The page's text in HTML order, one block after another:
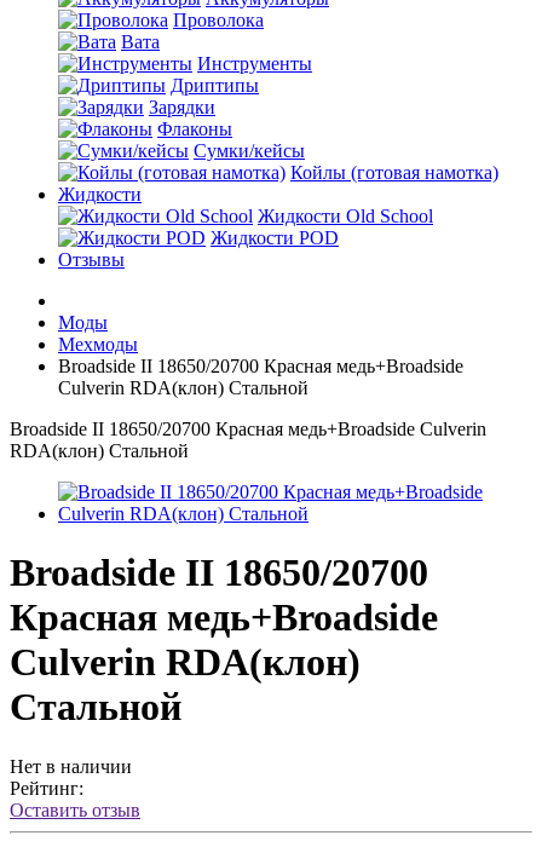
Проволока
Вата
Инструменты
Дриптипы
Зарядки
Флаконы
Сумки/кейсы
Койлы (готовая намотка)
Жидкости
Жидкости Old School
Жидкости POD
Отзывы
Моды
Мехмоды
Broadside II 18650/20700 Красная медь+Broadside
Culverin RDA(клон) Стальной
Broadside II 18650/20700 Красная медь+Broadside Culverin
RDA(клон) Стальной
Broadside II 18650/20700
Красная медь+Broadside
Culverin RDA(клон)
Стальной
Нет в наличии
Рейтинг:
Оставить отзыв